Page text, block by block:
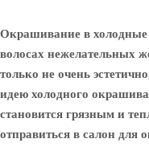
Окрашивание в холодные
волосах нежелательных
только не очень
идею холодного
становится грязным и
отправиться в салон